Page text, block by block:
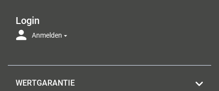
Login
Anmelden
WERTGARANTIE